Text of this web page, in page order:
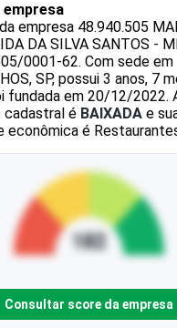
empresa
empresa 48.940.505
DA SILVA SANTOS -
0001-62. Com sede em
SP, possui 3 anos, 7
fundada em 20/12/2022.
cadastral é BAIXADA e
econômica é
Consultar score da empresa